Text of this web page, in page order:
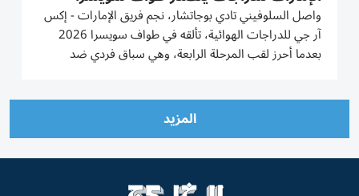
واصل السلوفيني تادي بوجاتشار، نجم فريق الإمارات - إكس
آر جي للدراجات الهوائية، تألقه في طواف سويسرا 2026
بعدما أحرز لقب المرحلة الرابعة، وهي سباق فردي ضد
المزيد